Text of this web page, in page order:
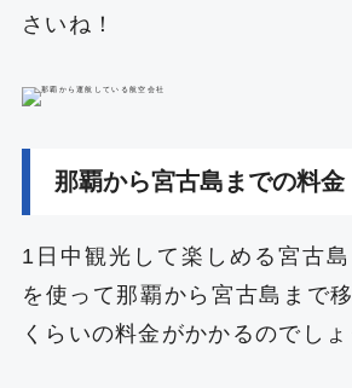
さいね！
那覇から宮古島までの料金
1日中観光して楽しめる宮古
を使って那覇から宮古島まで
くらいの料金がかかるのでしょ